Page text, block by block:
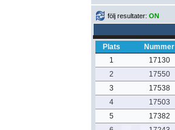
följ resultater: ON
Plats Nummer
1
17130
2
17550
3
17538
4
17503
5
17382